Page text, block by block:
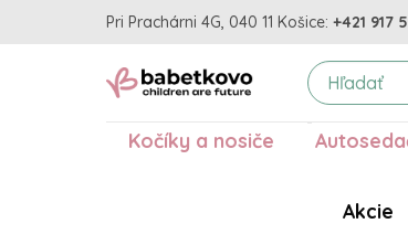
Pri Prachárni 4G, 040 11 Košice: +421 917
Kočíky a nosiče
Akcie